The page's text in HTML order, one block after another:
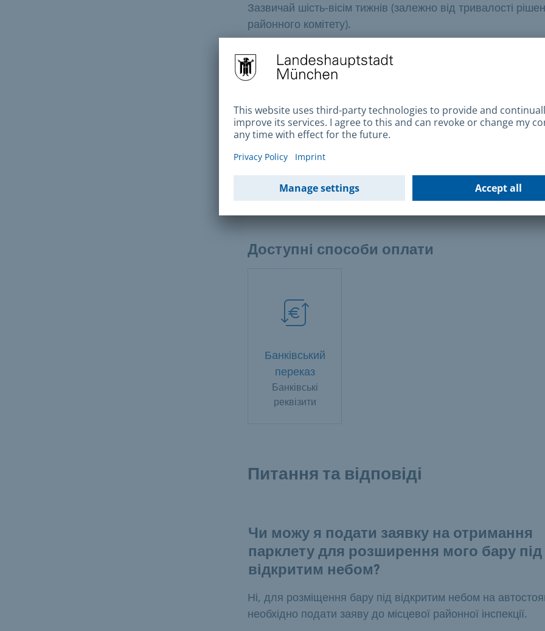
Зазвичай шість-вісім тижнів (залежно від тривалості
районного комітету).
Тарифи та збори
Адміністративний збір: 60 євро
Плата за спеціальне використання: немає
паркеті, можливо, також на дозвіл на будівельний
для встановлення паркету
Доступні способи оплати
Банківський
переказ
Банківські
реквізити
Питання та відповіді
Чи можу я подати заявку на отримання
парклету для розширення мого бару під
відкритим небом?
Ні, для розміщення бару під відкритим небом на
необхідно подати заяву до місцевої районної інспекції.